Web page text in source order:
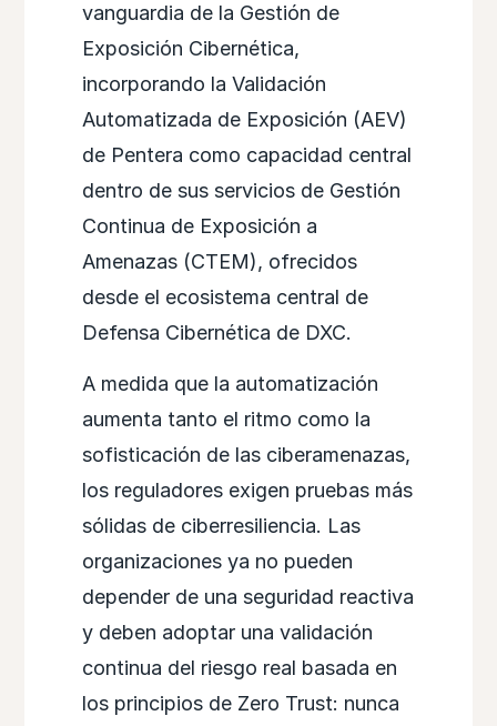
vanguardia de la Gestión de
Exposición Cibernética,
incorporando la Validación
Automatizada de Exposición (AEV)
de Pentera como capacidad central
dentro de sus servicios de Gestión
Continua de Exposición a
Amenazas (CTEM), ofrecidos
desde el ecosistema central de
Defensa Cibernética de DXC.
A medida que la automatización
aumenta tanto el ritmo como la
sofisticación de las ciberamenazas,
los reguladores exigen pruebas más
sólidas de ciberresiliencia. Las
organizaciones ya no pueden
depender de una seguridad reactiva
y deben adoptar una validación
continua del riesgo real basada en
los principios de Zero Trust: nunca